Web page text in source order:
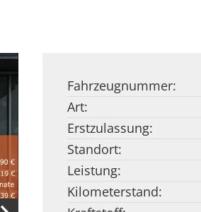
Fahrzeugnummer:
Art:
Erstzulassung:
Standort:
Leistung:
Kilometerstand: